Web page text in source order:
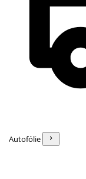
Autofólie